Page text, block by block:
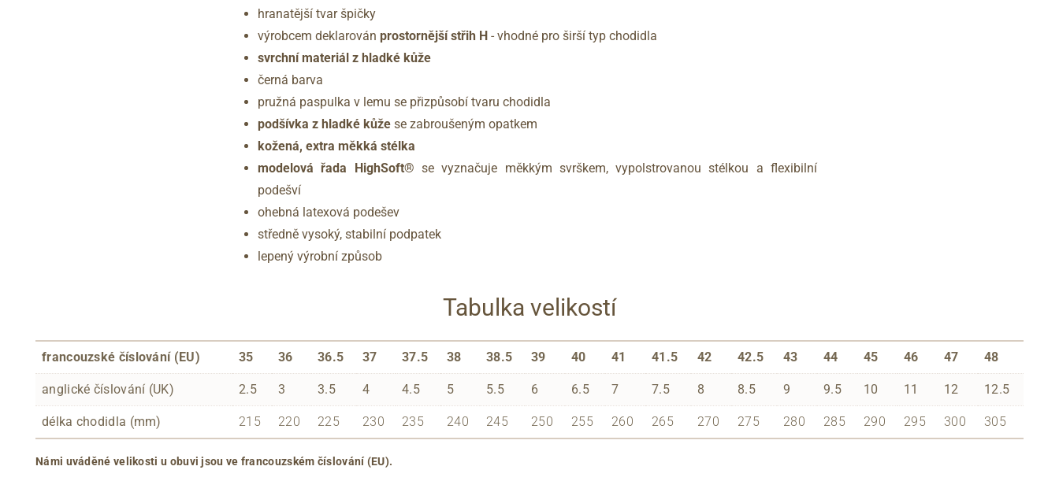
hranatější tvar špičky
výrobcem deklarován prostornější střih H - vhodné pro širší typ chodidla
svrchní materiál z hladké kůže
černá barva
pružná paspulka v lemu se přizpůsobí tvaru chodidla
podšívka z hladké kůže se zabroušeným opatkem
kožená, extra měkká stélka
modelová řada HighSoft® se vyznačuje měkkým svrškem, vypolstrovanou stélkou a flexibilní
podešví
ohebná latexová podešev
středně vysoký, stabilní podpatek
lepený výrobní způsob
Tabulka velikostí
francouzské číslování (EU) 35 36 36.5 37 37.5 38 38.5 39 40 41 41.5 42 42.5 43 44 45 46 47 48
anglické číslování (UK) 2.5 3 3.5 4 4.5 5 5.5 6 6.5 7 7.5 8 8.5 9 9.5 10 11 12 12.5
délka chodidla (mm) 215 220 225 230 235 240 245 250 255 260 265 270 275 280 285 290 295 300 305
Námi uváděné velikosti u obuvi jsou ve francouzském číslování (EU).